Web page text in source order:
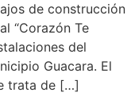
de construcción
“Corazón Te
del
Guacara. El
trata de […]